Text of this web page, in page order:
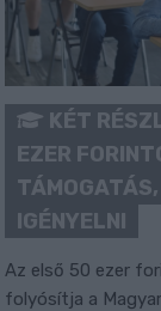
KÉT
EZER
IGÉNYELNI
Az első 50 ezer
folyósítja a